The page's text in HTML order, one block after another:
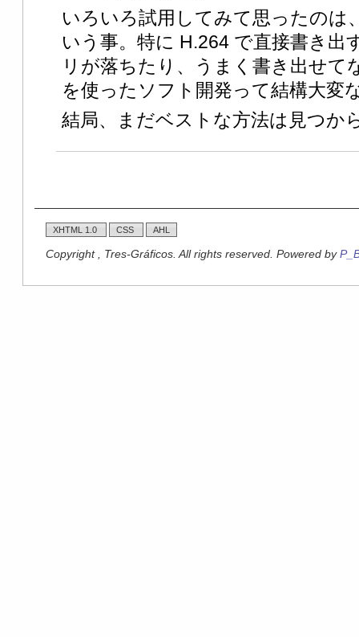
いろいろ試用してみて思ったのは
いう事。特に H.264 で直接書き出
リが落ちたり、うまく書き出せて
を使ったソフト開発って結構大変
結局、まだベストな方法は見つか
XHTML 1.0 CSS AHL
Copyright , Tres-Gráficos. All rights reserved. Powered by